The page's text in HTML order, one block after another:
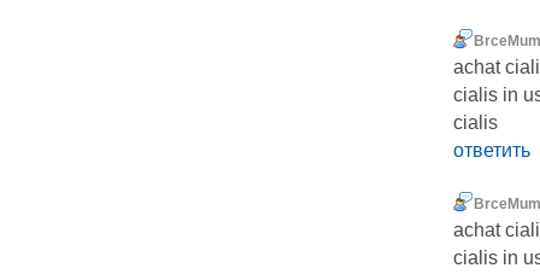
BrceMum
achat
cialis in
cialis
ответить
BrceMum
achat
cialis in